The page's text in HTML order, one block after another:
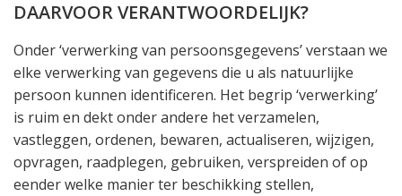
DAARVOOR VERANTWOORDELIJK?
Onder ‘verwerking van persoonsgegevens’ verstaan we
elke verwerking van gegevens die u als natuurlijke
persoon kunnen identificeren. Het begrip ‘verwerking’
is ruim en dekt onder andere het verzamelen,
vastleggen, ordenen, bewaren, actualiseren, wijzigen,
opvragen, raadplegen, gebruiken, verspreiden of op
eender welke manier ter beschikking stellen,